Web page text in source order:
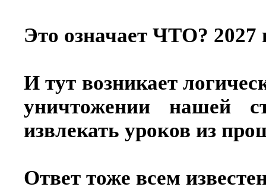
Это означает ЧТО? 2027
И тут возникает
уничтожении нашей
извлекать уроков из
Ответ тоже всем